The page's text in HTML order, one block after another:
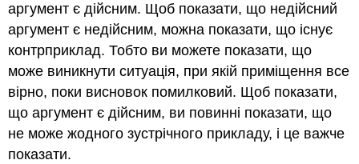
аргумент є дійсним. Щоб показати, що недійсний
аргумент є недійсним, можна показати, що існує
контрприклад. Тобто ви можете показати, що
може виникнути ситуація, при якій приміщення все
вірно, поки висновок помилковий. Щоб показати,
що аргумент є дійсним, ви повинні показати, що
не може жодного зустрічного прикладу, і це важче
показати.